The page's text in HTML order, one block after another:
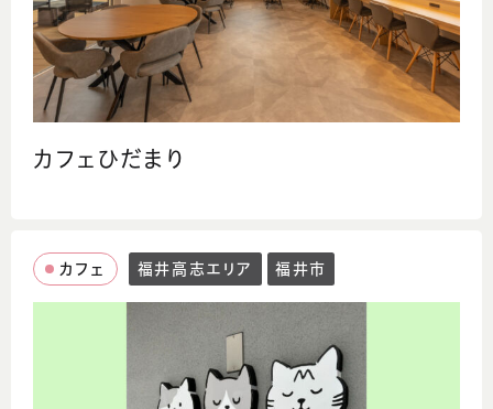
カフェひだまり
カフェ 福井高志エリア 福井市